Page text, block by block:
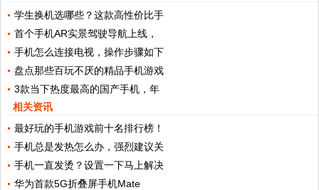
学生换机选哪些？这款高性价比手
首个手机AR实景驾驶导航上线，
手机怎么连接电视，操作步骤如下
盘点那些百玩不厌的精品手机游戏
3款当下热度最高的国产手机，年
相关资讯
最好玩的手机游戏前十名排行榜！
手机总是发热怎么办，强烈建议关
手机一直发烫？设置一下马上解决
华为首款5G折叠屏手机Mate